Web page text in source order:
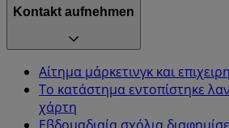
Kontakt aufnehmen
Αίτημα μάρκετινγκ και
Το κατάστημα εντοπίστηκε
χάρτη